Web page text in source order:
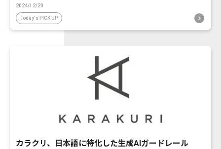
2024/12/20
Today's PICK UP
カラクリ、日本語に特化した生成AIガードレール